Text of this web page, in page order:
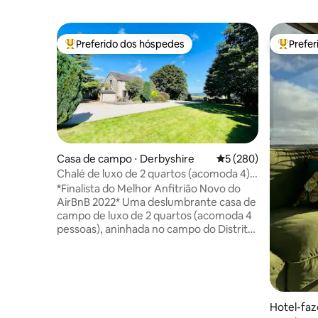
Entre os melhores preferidos dos hóspedes
Preferido dos hóspedes
Casa de campo ⋅ Derbyshire 5 de uma avaliação
5 (280)
Chalé de luxo de 2 quartos (acomoda 4)
com vistas deslumbrantes
*Finalista do Melhor Anfitrião Novo do
AirBnB 2022* Uma deslumbrante casa de
campo de luxo de 2 quartos (acomoda 4
pessoas), aninhada no campo do Distrito
Entre
Hotel-